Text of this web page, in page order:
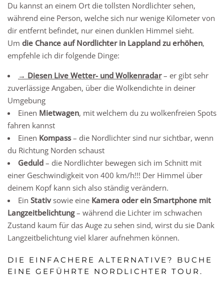
Du kannst an einem Ort die tollsten Nordlichter sehen,
während eine Person, welche sich nur wenige Kilometer von
dir entfernt befindet, nur einen dunklen Himmel sieht.
Um die Chance auf Nordlichter in Lappland zu erhöhen,
empfehle ich dir folgende Dinge:
→ Diesen Live Wetter- und Wolkenradar– er gibt sehr
zuverlässige Angaben, über die Wolkendichte in deiner
Umgebung
Einen Mietwagen, mit welchem du zu wolkenfreien Spots
fahren kannst
Einen Kompass– die Nordlichter sind nur sichtbar, wenn
du Richtung Norden schaust
Geduld – die Nordlichter bewegen sich im Schnitt mit
einer Geschwindigkeit von 400 km/h!!! Der Himmel über
deinem Kopf kann sich also ständig verändern.
Ein Stativsowie eine Kamera oder ein Smartphone mit
Langzeitbelichtung– während die Lichter im schwachen
Zustand kaum für das Auge zu sehen sind, wirst du sie Dank
Langzeitbelichtung viel klarer aufnehmen können.
DIE EINFACHERE ALTERNATIVE? BUCHE
EINE GEFÜHRTE NORDLICHTER TOUR.